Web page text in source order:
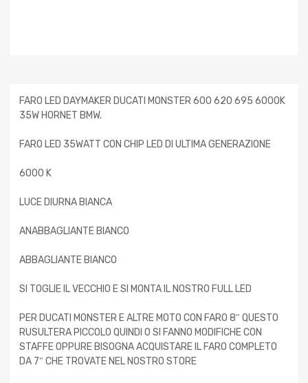
FARO LED DAYMAKER DUCATI MONSTER 600 620 695 6000K
35W HORNET BMW.
FARO LED 35WATT CON CHIP LED DI ULTIMA GENERAZIONE
6000 K
LUCE DIURNA BIANCA
ANABBAGLIANTE BIANCO
ABBAGLIANTE BIANCO
SI TOGLIE IL VECCHIO E SI MONTA IL NOSTRO FULL LED
PER DUCATI MONSTER E ALTRE MOTO CON FARO 8″ QUESTO
RUSULTERA PICCOLO QUINDI O SI FANNO MODIFICHE CON
STAFFE OPPURE BISOGNA ACQUISTARE IL FARO COMPLETO
DA 7″ CHE TROVATE NEL NOSTRO STORE